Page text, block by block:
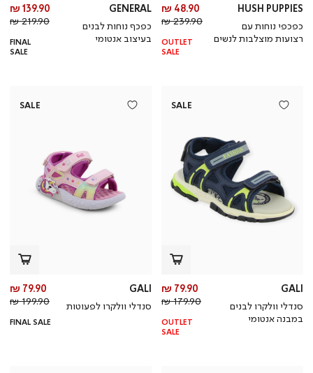
HUSH PUPPIES
כפכפי נוחות עם
רצועות מוצלבות לנשים
מחיר
מוצר
48.90 ₪
מחיר
רגיל
239.90 ₪
OUTLET
SALE
GENERAL
כפכף נוחות לבנים
בעיצוב אנטומי
139.90 ₪
219.90 ₪
FINAL
SALE
SALE
GALI
סנדלי וולקרו לבנים
במבנה אנטומי
מחיר
מוצר
79.90 ₪
מחיר
רגיל
179.90 ₪
OUTLET
SALE
SALE
GALI
סנדלי וולקרו לפעוטות
79.90 ₪
199.90 ₪
FINAL SALE